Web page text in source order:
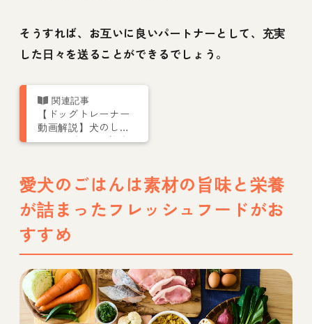
そうすれば、お互いに良いパートナーとして、充実
した日々を送ることができるでしょう。
【ドッグトレーナー
動画解説】犬のしつ
け一覧ガイド｜迎え
愛犬のごはんは素材の旨味と栄養
が詰まったフレッシュフードがお
すすめ